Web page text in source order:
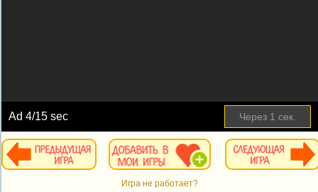
Ad4/15 sec Через 1 сек.
Игра не работает?